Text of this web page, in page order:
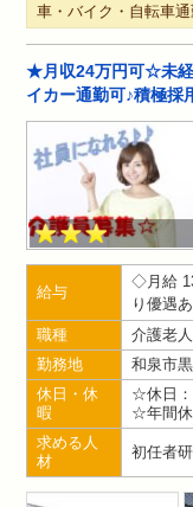
車・バイク・自転車
★月収24万円可☆未
イカー通勤可♪積極採
給与
月給
り優遇
職種
介護老
勤務地
和泉市
休日・休
暇
☆休日：
☆年間休
求める人
材
初任者